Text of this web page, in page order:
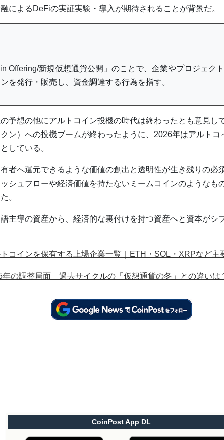
によるDeFiの実証実験・導入が期待されることが背景だ。
Offering/新規仮想通貨公開」のことで、企業やプロジェク
を発行・販売し、資金調達する行為を指す。
予想の他にアルトコイン投機の時代は終わったとも意見し
ン）への投機ブームが終わったように、2026年はアルトコ
している。
有者へ還元できるような価値の創出と透明性が生き残りの必
シュフローや経済価値を持たないミームコインのようなも
。
主導の資産から、経済的な裏付けを持つ資産へと資本がシ
コインを保有する上場企業一覧｜ETH・SOL・XRPなど主
年の調整局面 過去サイクルの「仮想通貨の冬」との違いは
CoinPost App DL